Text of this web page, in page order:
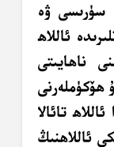
سۈرىسى ۋە
ئاللاھ
ناھايىتى
ھۆكۈملەرنى
تائالا
ئاللاھنىڭ